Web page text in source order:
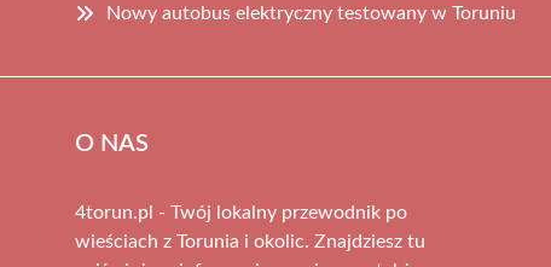
Nowy autobus elektryczny testowany w Toruniu
O NAS
4torun.pl - Twój lokalny przewodnik po
wieściach z Torunia i okolic. Znajdziesz tu